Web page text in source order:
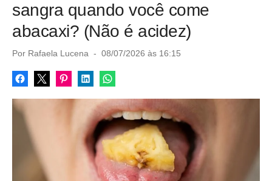
sangra quando você come
abacaxi? (Não é acidez)
Por Rafaela Lucena
P
s
t
d
o
n
08/07/2026 às 16:15